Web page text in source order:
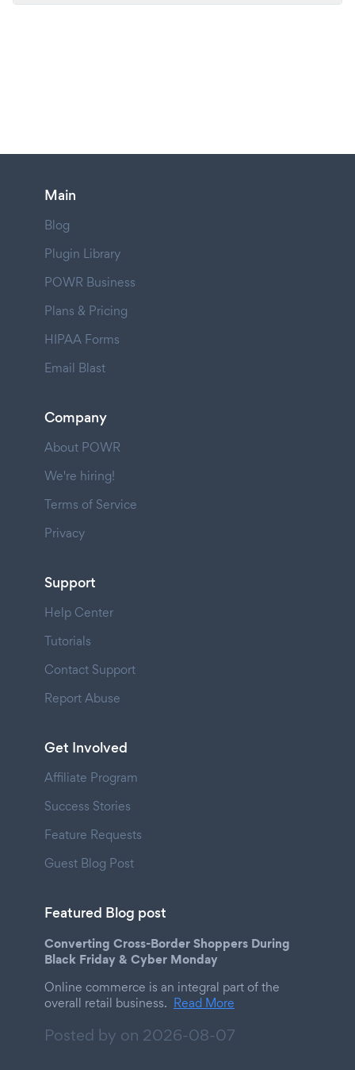
Main
Blog
Plugin Library
POWR Business
Plans & Pricing
HIPAA Forms
Email Blast
Company
About POWR
We're hiring!
Terms of Service
Privacy
Support
Help Center
Tutorials
Contact Support
Report Abuse
Get Involved
Affiliate Program
Success Stories
Feature Requests
Guest Blog Post
Featured Blog post
Converting Cross-Border Shoppers During
Black Friday & Cyber Monday
Online commerce is an integral part of the
overall retail business. Read More
Posted by on 2026-08-07